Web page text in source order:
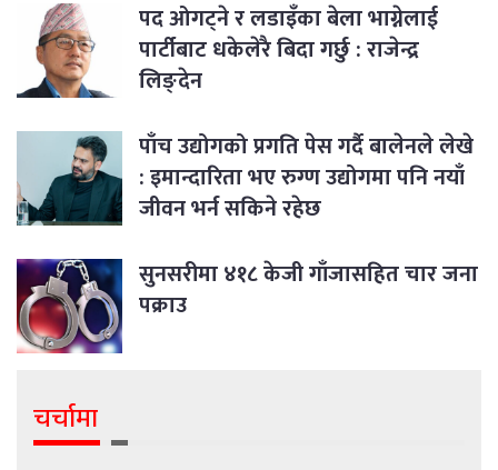
पद ओगट्ने र लडाइँका बेला भाग्नेलाई
पार्टीबाट धकेलेरै बिदा गर्छु : राजेन्द्र
लिङ्देन
पाँच उद्योगको प्रगति पेस गर्दै बालेनले लेखे
: इमान्दारिता भए रुग्ण उद्योगमा पनि नयाँ
जीवन भर्न सकिने रहेछ
सुनसरीमा ४१८ केजी गाँजासहित चार जना
पक्राउ
चर्चामा